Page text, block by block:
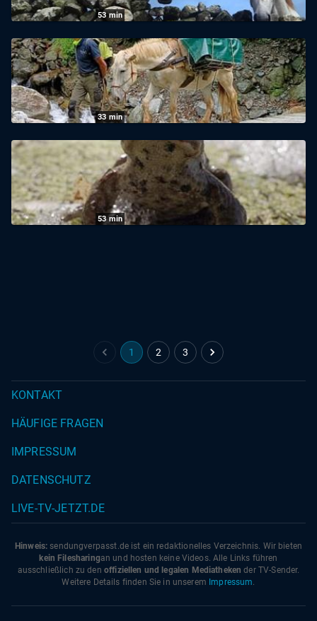
53min
360° Reportage: Connemara: Wie das
Land, so das Pony
25.07.2026|arte
33 min
360° Reportage: Piemont, mit Mulis über
Stock und Stein
24.07.2026| arte
53min
1 2 3
KONTAKT
HÄUFIGE FRAGEN
IMPRESSUM
DATENSCHUTZ
LIVE-TV-JETZT.DE
Hinweis: sendungverpasst.de ist ein redaktionelles Verzeichnis. Wir bieten
kein Filesharingan und hosten keine Videos. Alle Links führen
ausschließlich zu den offiziellen und legalen Mediatheken der TV-Sender.
Weitere Details finden Sie in unserem Impressum.